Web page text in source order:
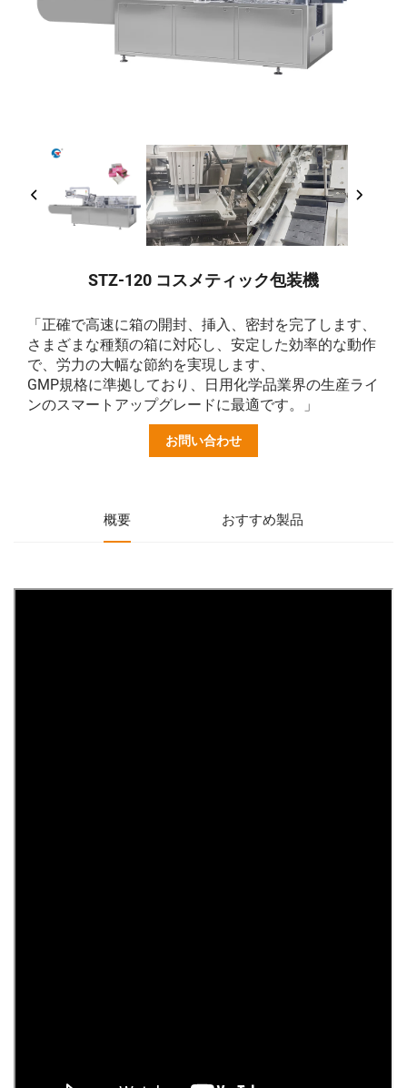
STZ-120 コスメティック包装機
「正確で高速に箱の開封、挿入、密封を完了します、
さまざまな種類の箱に対応し、安定した効率的な動作
で、労力の大幅な節約を実現します、
GMP規格に準拠しており、日用化学品業界の生産ライ
ンのスマートアップグレードに最適です。」
お問い合わせ
概要 おすすめ製品